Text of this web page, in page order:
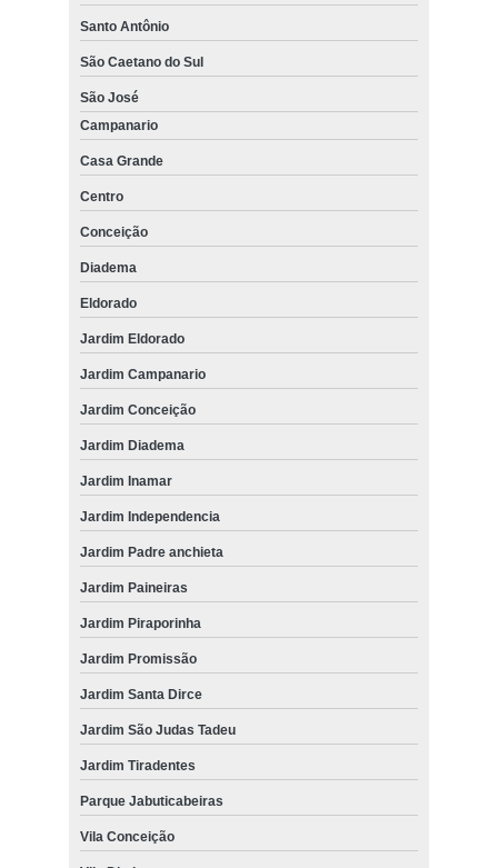
Santo Antônio
São Caetano do Sul
São José
Campanario
Casa Grande
Centro
Conceição
Diadema
Eldorado
Jardim Eldorado
Jardim Campanario
Jardim Conceição
Jardim Diadema
Jardim Inamar
Jardim Independencia
Jardim Padre anchieta
Jardim Paineiras
Jardim Piraporinha
Jardim Promissão
Jardim Santa Dirce
Jardim São Judas Tadeu
Jardim Tiradentes
Parque Jabuticabeiras
Vila Conceição